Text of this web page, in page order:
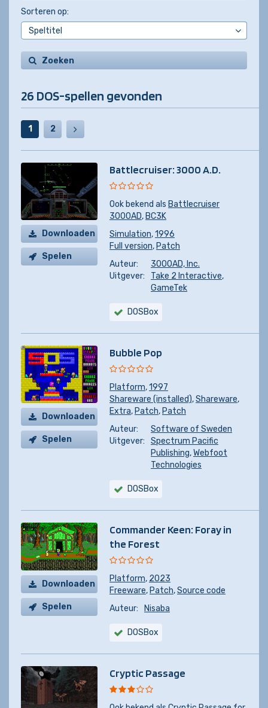
Sorteren op:
Zoeken
26 DOS-spellen gevonden
1 2
Downloaden
Spelen
Battlecruiser: 3000 A.D.
Ook bekend als Battlecruiser
3000AD, BC3K
Simulation,1996
Full version, Patch
Auteur:
3000AD, Inc.
Uitgever:
Take 2 Interactive,
GameTek
DOSBox
Downloaden
Spelen
Bubble Pop
Platform,1997
Shareware (installed),Shareware,
Extra, Patch, Patch
Auteur:
Software of Sweden
Uitgever:
Spectrum Pacific
Publishing,Webfoot
Technologies
DOSBox
Downloaden
Spelen
Commander Keen: Foray in
the Forest
Platform, 2023
Freeware, Patch,Source code
Auteur:
Nisaba
DOSBox
Cryptic Passage